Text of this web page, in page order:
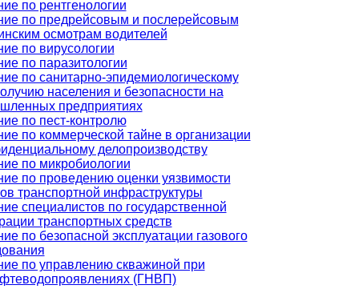
по рентгенологии
по предрейсовым и послерейсовым
осмотрам водителей
по вирусологии
по паразитологии
по санитарно-эпидемиологическому
населения и безопасности на
предприятиях
по пест-контролю
по коммерческой тайне в организации
делопроизводству
по микробиологии
по проведению оценки уязвимости
транспортной инфраструктуры
специалистов по государственной
транспортных средств
по безопасной эксплуатации газового
по управлению скважиной при
(ГНВП)